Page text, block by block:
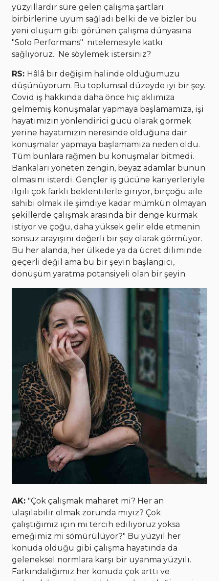
yüzyıllardır süre gelen çalışma şartları
birbirlerine uyum sağladı belki de ve bizler bu
yeni oluşum gibi görünen çalışma dünyasına
"Solo Performans" nitelemesiyle katkı
sağlıyoruz. Ne söylemek istersiniz?
RS: Hâlâ bir değişim halinde olduğumuzu
düşünüyorum. Bu toplumsal düzeyde iyi bir şey.
Covid iş hakkında daha önce hiç aklımıza
gelmemiş konuşmalar yapmaya başlamamıza, işi
hayatımızın yönlendirici gücü olarak görmek
yerine hayatımızın neresinde olduğuna dair
konuşmalar yapmaya başlamamıza neden oldu.
Tüm bunlara rağmen bu konuşmalar bitmedi.
Bankaları yöneten zengin, beyaz adamlar bunun
olmasını isterdi. Gençler iş gücüne kariyerleriyle
ilgili çok farklı beklentilerle giriyor, birçoğu aile
sahibi olmak ile şimdiye kadar mümkün olmayan
şekillerde çalışmak arasında bir denge kurmak
istiyor ve çoğu, daha yüksek gelir elde etmenin
sonsuz arayışını değerli bir şey olarak görmüyor.
Bu her alanda, her ülkede ya da ücret diliminde
geçerli değil ama bu bir şeyin başlangıcı,
dönüşüm yaratma potansiyeli olan bir şeyin.
AK: "Çok çalışmak maharet mi? Her an
ulaşılabilir olmak zorunda mıyız? Çok
çalıştığımız için mi tercih ediliyoruz yoksa
emeğimiz mi sömürülüyor?" Bu yüzyıl her
konuda olduğu gibi çalışma hayatında da
geleneksel normlara karşı bir uyanma yüzyılı.
Farkındalığımız her konuda çok arttı ve